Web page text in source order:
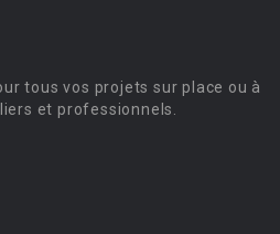
tous vos projets sur place ou à
et professionnels.